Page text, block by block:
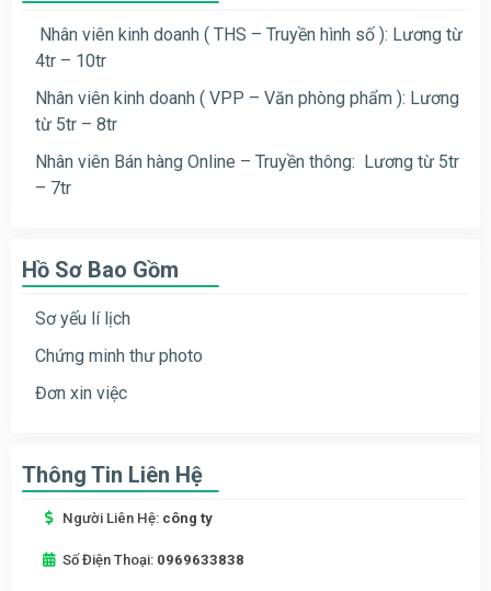
Nhân viên kinh doanh ( THS – Truyền hình số ): Lương từ
4tr – 10tr
Nhân viên kinh doanh ( VPP – Văn phòng phẩm ): Lương
từ 5tr – 8tr
Nhân viên Bán hàng Online – Truyền thông: Lương từ 5tr
– 7tr
Hồ Sơ Bao Gồm
Sơ yếu lí lịch
Chứng minh thư photo
Đơn xin việc
Thông Tin Liên Hệ
Người Liên Hệ: công ty
Số Điện Thoại: 0969633838